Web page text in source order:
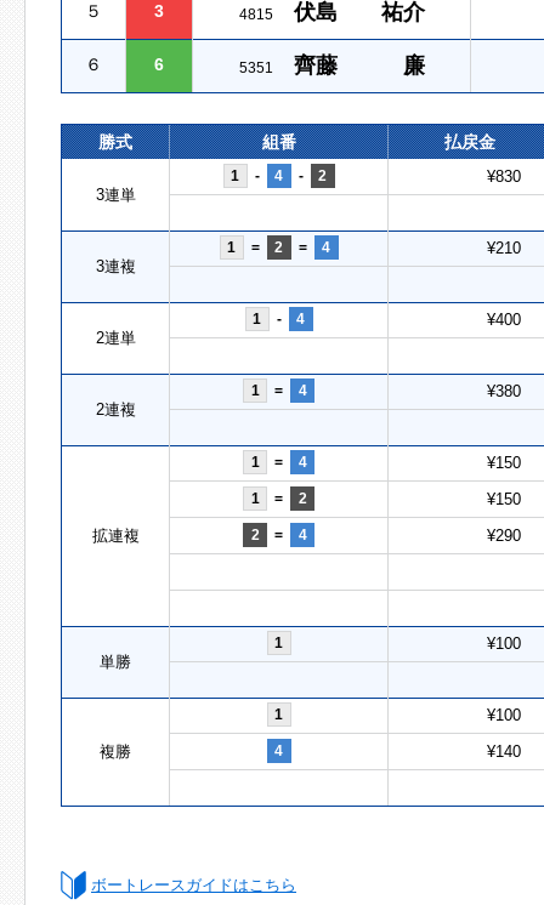
５ 3 4815 伏島 祐介
６ 6 5351 齊藤 廉
勝式 組番 払戻金
3連単
1 - 4 - 2 ¥830
3連複
1 = 2 = 4 ¥210
2連単
1 - 4 ¥400
2連複
1 = 4 ¥380
拡連複
1 = 4 ¥150
1 = 2 ¥150
2 = 4 ¥290
単勝
1 ¥100
複勝
1 ¥100
4 ¥140
ボートレースガイドはこちら